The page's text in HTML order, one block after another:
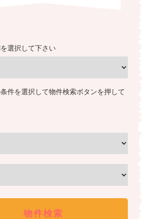
選択して下さい
件を選択して物件検索ボタンを押して